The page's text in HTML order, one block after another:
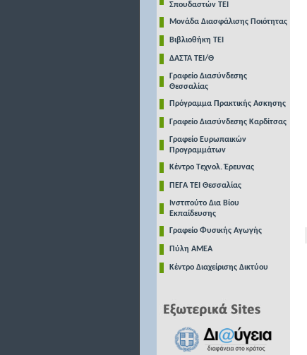
Σπουδαστών ΤΕΙ
Μονάδα Διασφάλισης Ποιότητας
Βιβλιοθήκη ΤΕΙ
ΔΑΣΤΑ ΤΕΙ/Θ
Γραφείο Διασύνδεσης
Θεσσαλίας
Πρόγραμμα Πρακτικής Ασκησης
Γραφείο Διασύνδεσης Καρδίτσας
Γραφείο Ευρωπαικών
Προγραμμάτων
Κέντρο Τεχνολ. Έρευνας
ΠΕΓΑ ΤΕΙ Θεσσαλίας
Ινστιτούτο Δια Βίου
Εκπαίδευσης
Γραφείο Φυσικής Αγωγής
Πύλη ΑΜΕΑ
Κέντρο Διαχείρισης Δικτύου